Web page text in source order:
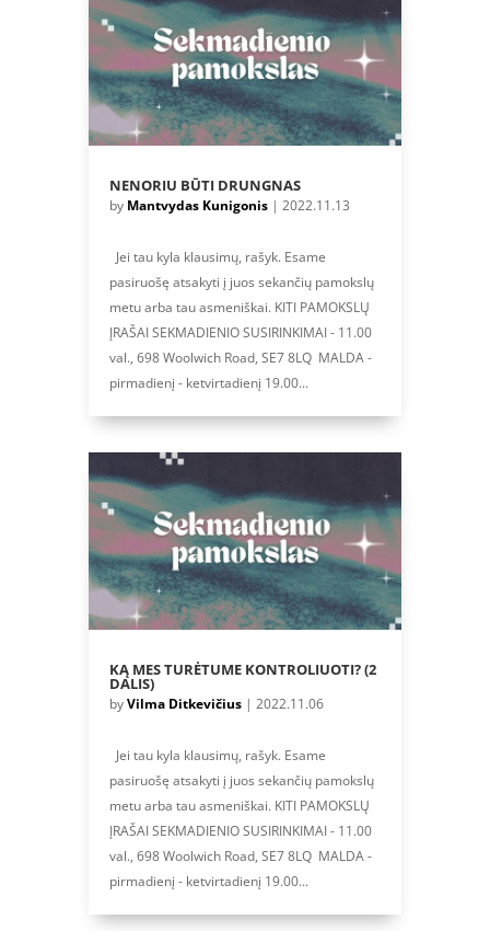
NENORIU BŪTI DRUNGNAS
by Mantvydas Kunigonis| 2022.11.13
Jei tau kyla klausimų, rašyk. Esame
pasiruošę atsakyti į juos sekančių pamokslų
metu arba tau asmeniškai. KITI PAMOKSLŲ
ĮRAŠAI SEKMADIENIO SUSIRINKIMAI - 11.00
val., 698 Woolwich Road, SE7 8LQ MALDA -
pirmadienį - ketvirtadienį 19.00...
KĄ MES TURĖTUME KONTROLIUOTI? (2
DALIS)
byVilma Ditkevičius| 2022.11.06
Jei tau kyla klausimų, rašyk. Esame
pasiruošę atsakyti į juos sekančių pamokslų
metu arba tau asmeniškai. KITI PAMOKSLŲ
ĮRAŠAI SEKMADIENIO SUSIRINKIMAI - 11.00
val., 698 Woolwich Road, SE7 8LQ MALDA -
pirmadienį - ketvirtadienį 19.00...